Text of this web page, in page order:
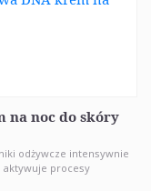
na noc do skóry
odżywcze intensywnie
procesy